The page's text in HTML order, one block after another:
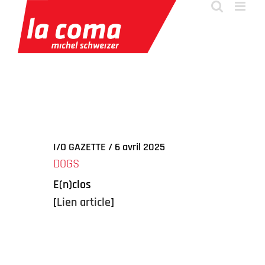
contenu
I/O GAZETTE / 6 avril 2025
DOGS
E(n)clos
[Lien article]